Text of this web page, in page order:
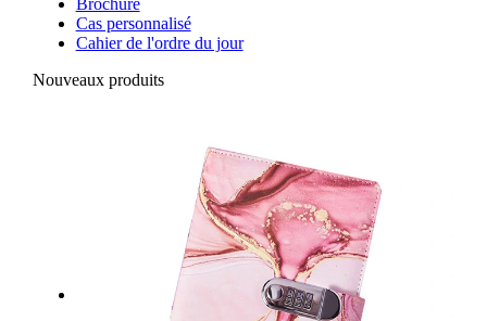
Cas personnalisé
Cahier de l'ordre du jour
Nouveaux produits